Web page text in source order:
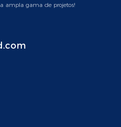
ampla gama de projetos!